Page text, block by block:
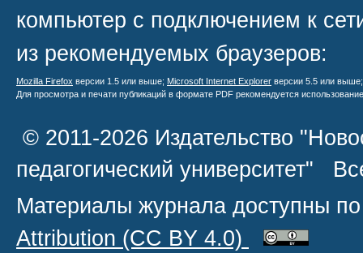
компьютер с подключением к
из рекомендуемых браузеров:
Mozilla Firefox версии 1.5 или выше; Microsoft Internet Explorer версии 5.5 или
Для просмотра и печати публикаций в формате PDF рекомендуется
© 2011-2026 Издательство
педагогический университет"
Материалы журнала доступны
Attribution (CC BY 4.0)